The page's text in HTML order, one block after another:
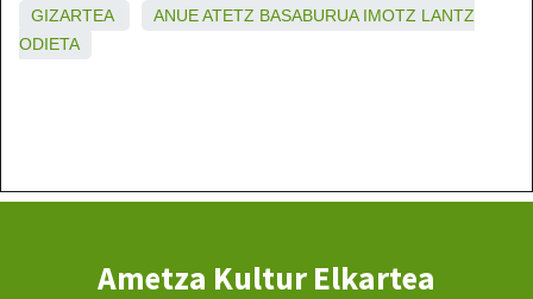
GIZARTEA ANUEATETZ BASABURUA IMOTZ LANTZ
ODIETA
Ametza Kultur Elkartea